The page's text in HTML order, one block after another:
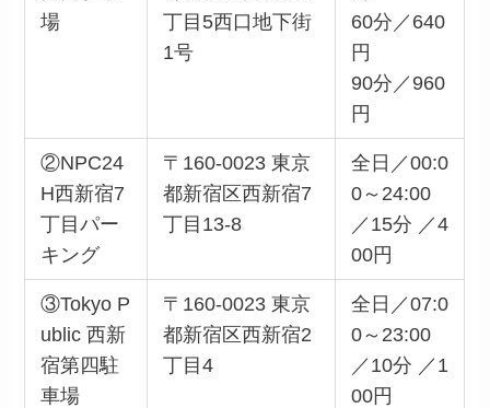
場
丁目5西口地下街
1号
60分／640
円
90分／960
円
②NPC24
H西新宿7
丁目パー
キング
〒160-0023 東京
都新宿区西新宿7
丁目13-8
全日／00:0
0～24:00
／15分 ／4
00円
③Tokyo P
ublic 西新
宿第四駐
車場
〒160-0023 東京
都新宿区西新宿2
丁目4
全日／07:0
0～23:00
／10分 ／1
00円